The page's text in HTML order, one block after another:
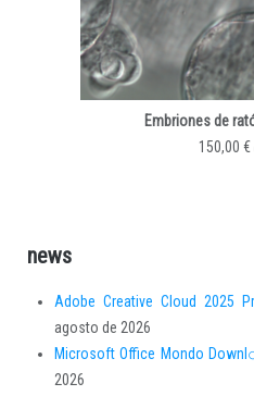
Embriones de
150,00 €
news
Adobe Creative Cloud 2025
agosto de 2026
Microsoft Office Mondo
2026